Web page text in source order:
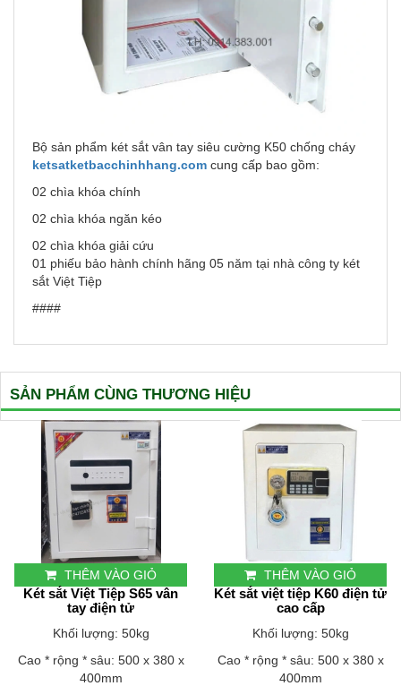
Bộ sản phẩm két sắt vân tay siêu cường K50 chống cháy
ketsatketbacchinhhang.com cung cấp bao gồm:
02 chìa khóa chính
02 chìa khóa ngăn kéo
02 chìa khóa giải cứu
01 phiếu bảo hành chính hãng 05 năm tại nhà công ty két
sắt Việt Tiệp
####
SẢN PHẨM CÙNG THƯƠNG HIỆU
THÊM VÀO GIỎ
Két sắt Việt Tiệp S65 vân
tay điện tử
Khối lượng: 50kg
Cao * rộng * sâu: 500 x 380 x
400mm
THÊM VÀO GIỎ
Két sắt việt tiệp K60 điện tử
cao cấp
Khối lượng: 50kg
Cao * rộng * sâu: 500 x 380 x
400mm